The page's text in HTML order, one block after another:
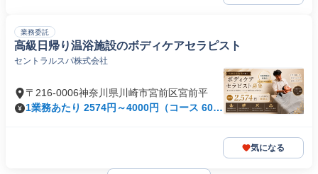
業務委託
高級日帰り温浴施設のボディケアセラピスト
セントラルスパ株式会社
〒216-0006神奈川県川崎市宮前区宮前平
1業務あたり 2574円～4000円（コース 60
気になる